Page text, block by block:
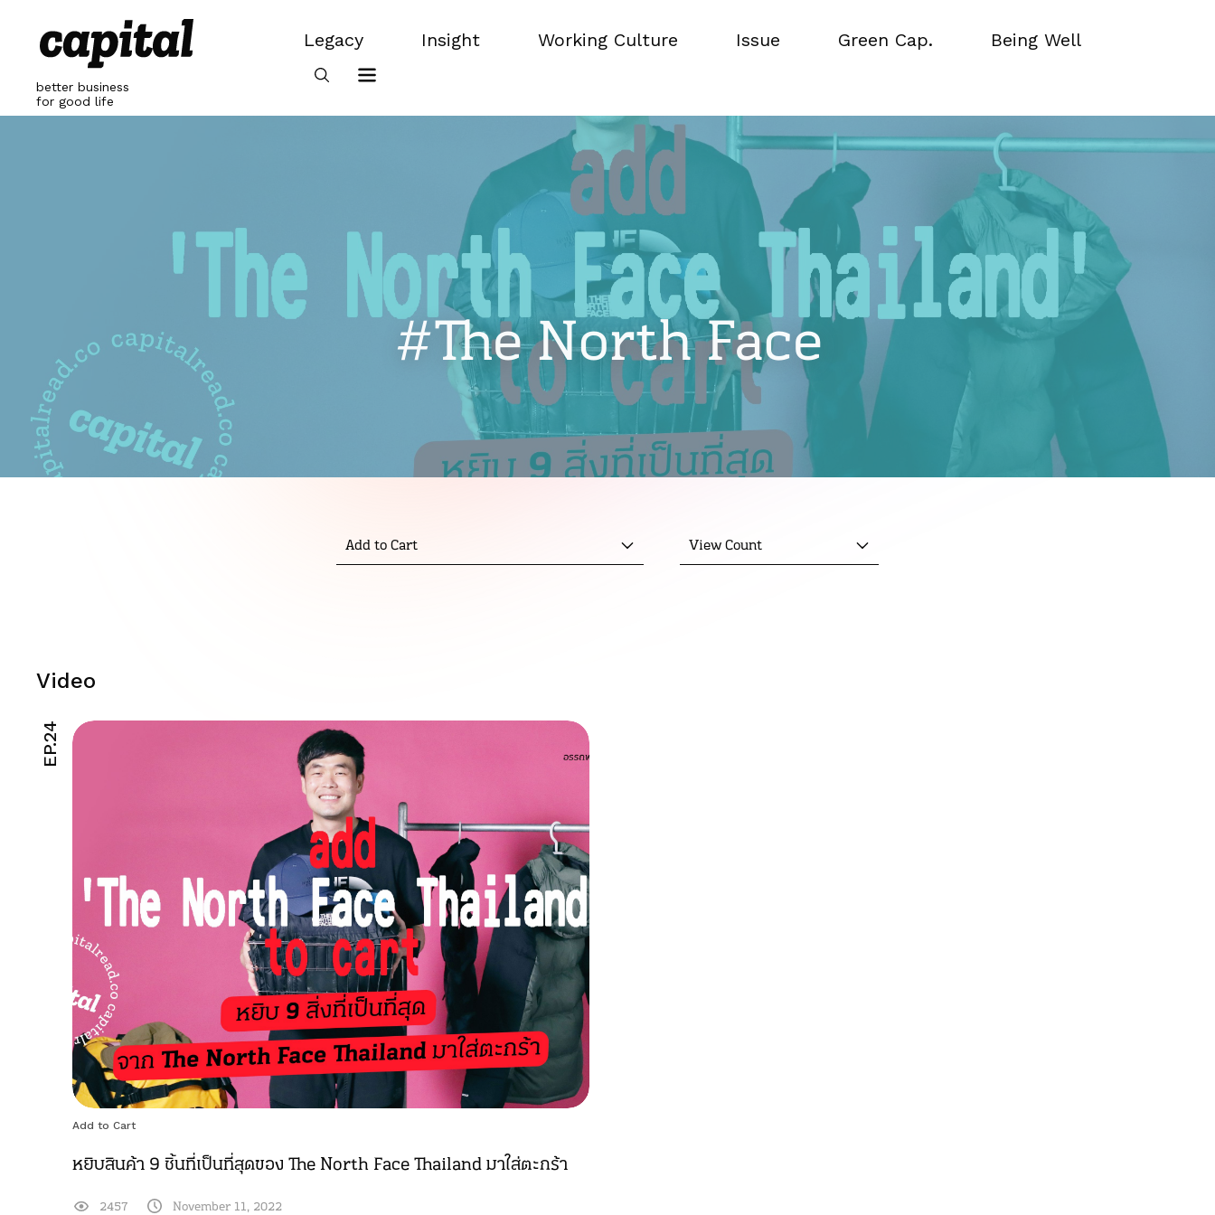
content
better business
for good life
Legacy
Legacy
Insight
Working Culture
Issue
Green Cap.
Being Well
#The North Face
Add to Cart View Count
Video
Add to Cart
หยิบสินค้า 9 ชิ้นที่เป็นที่สุดของ The North Face Thailand มาใส่ตะกร้า
EP.24
2457 November 11, 2022